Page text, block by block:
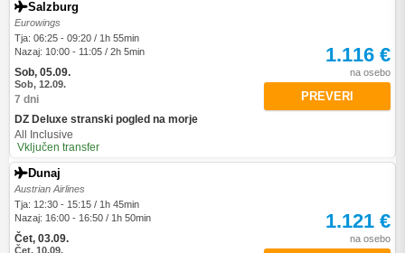
Salzburg
Eurowings
Tja: 06:25 - 09:20 / 1h 55min
Nazaj: 10:00 - 11:05 / 2h 5min
Sob, 05.09.
Sob, 12.09.
7 dni
DZ Deluxe stranski pogled na morje
All Inclusive
Vključen transfer
1.116 €
na osebo
PREVERI
Dunaj
Austrian Airlines
Tja: 12:30 - 15:15 / 1h 45min
Nazaj: 16:00 - 16:50 / 1h 50min
Čet, 03.09.
Čet, 10.09.
1.121 €
na osebo